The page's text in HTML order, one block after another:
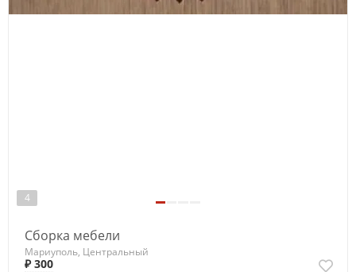
4
Сборка мебели
Мариуполь, Центральный
₽ 300